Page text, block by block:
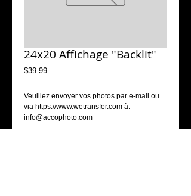
24x20 Affichage "Backlit"
$39.99Price
Veuillez envoyer vos photos par e-mail ou
via https://www.wetransfer.com à:
info@accophoto.com